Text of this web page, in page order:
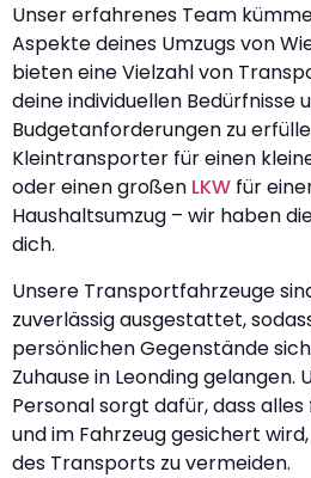
Unser erfahrenes Team
Aspekte deines Umzugs von
bieten eine Vielzahl von
deine individuellen Bedürfnisse
Budgetanforderungen zu
Kleintransporter für einen
oder einen großen LKW für
Haushaltsumzug – wir haben
dich.
Unsere Transportfahrzeuge
zuverlässig ausgestattet,
persönlichen Gegenstände
Zuhause in Leonding gelangen.
Personal sorgt dafür, dass
und im Fahrzeug gesichert
des Transports zu vermeiden.